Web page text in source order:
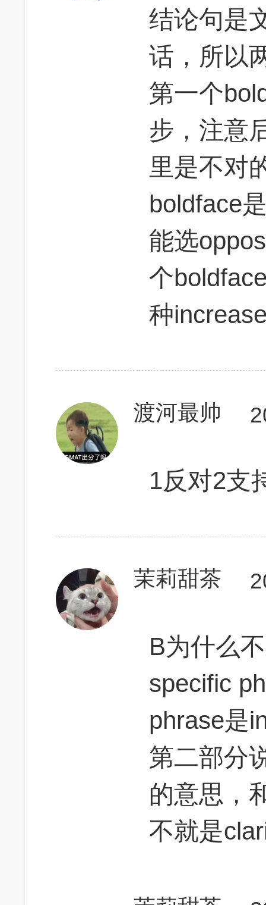
结论句是
话，所以
第一个
步，注意
里是不对
boldface
能选
个
种
渡河最帅
1反对2支
茉莉甜茶
B为什么
specific
phrase是
第二部分
的意思，
不就是